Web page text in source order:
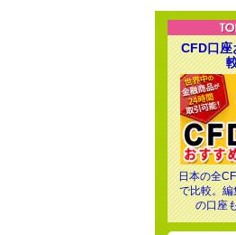
CFD口座
日本の全
で比較。
の口座